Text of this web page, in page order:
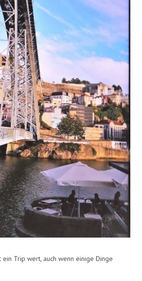
ein Trip wert, auch wenn einige Dinge